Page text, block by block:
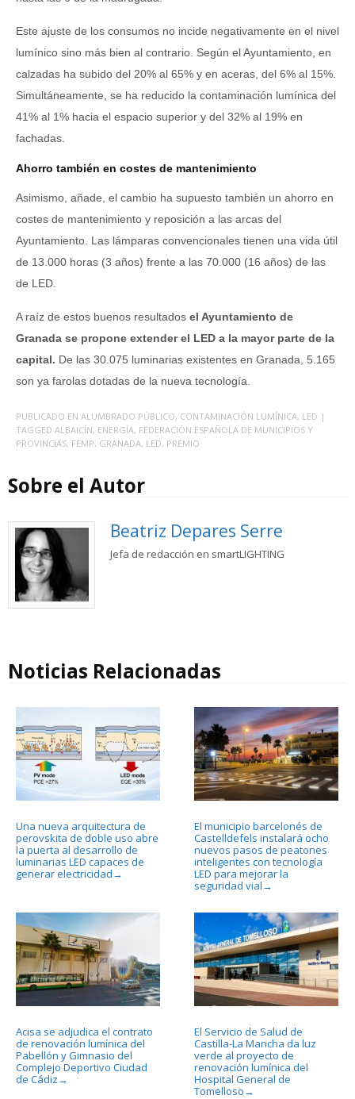
Este ajuste de los consumos no incide negativamente en el nivel
lumínico sino más bien al contrario. Según el Ayuntamiento, en
calzadas ha subido del 20% al 65% y en aceras, del 6% al 15%.
Simultáneamente, se ha reducido la contaminación lumínica del
41% al 1% hacia el espacio superior y del 32% al 19% en
fachadas.
Ahorro también en costes de mantenimiento
Asimismo, añade, el cambio ha supuesto también un ahorro en
costes de mantenimiento y reposición a las arcas del
Ayuntamiento. Las lámparas convencionales tienen una vida útil
de 13.000 horas (3 años) frente a las 70.000 (16 años) de las
de LED.
A raíz de estos buenos resultados el Ayuntamiento de
Granada se propone extender el LED a la mayor parte de la
capital. De las 30.075 luminarias existentes en Granada, 5.165
son ya farolas dotadas de la nueva tecnología.
PUBLICADO EN ALUMBRADO PÚBLICO, CONTAMINACIÓN LUMÍNICA, LED |
TAGGED ALBAICÍN, ENERGÍA, FEDERACIÓN ESPAÑOLA DE MUNICIPIOS Y
PROVINCIAS, FEMP, GRANADA, LED, PREMIO
Sobre el Autor
Beatriz Depares Serre
Jefa de redacción en smartLIGHTING
Noticias Relacionadas
Una nueva arquitectura de
perovskita de doble uso abre
la puerta al desarrollo de
luminarias LED capaces de
generar electricidad →
El municipio barcelonés de
Castelldefels instalará ocho
nuevos pasos de peatones
inteligentes con tecnología
LED para mejorar la
seguridad vial →
Acisa se adjudica el contrato
de renovación lumínica del
Pabellón y Gimnasio del
Complejo Deportivo Ciudad
de Cádiz →
El Servicio de Salud de
Castilla-La Mancha da luz
verde al proyecto de
renovación lumínica del
Hospital General de
Tomelloso →